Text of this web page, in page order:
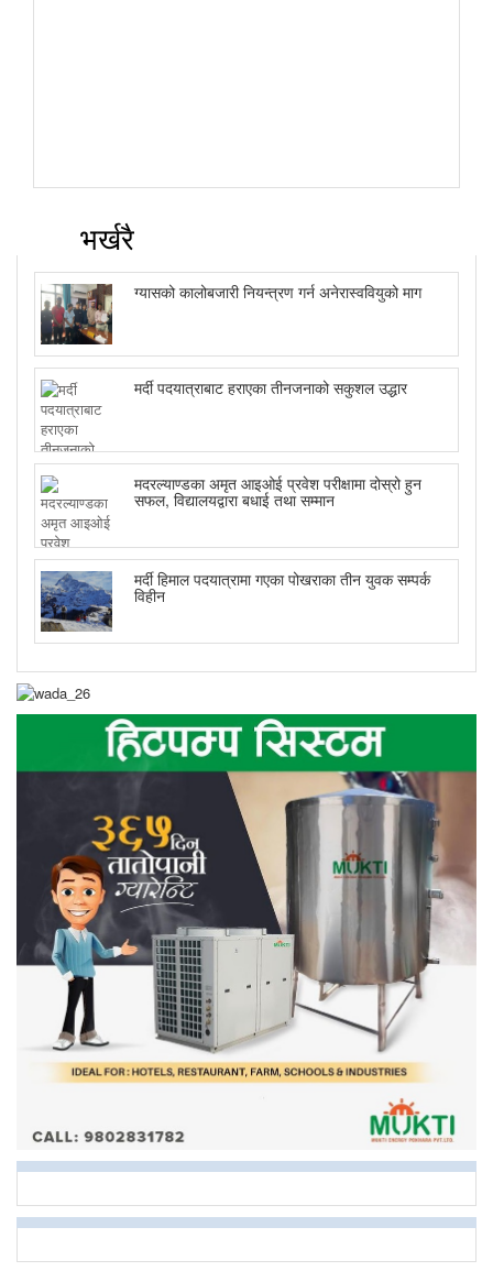
भर्खरै
ग्यासको कालोबजारी नियन्त्रण गर्न अनेरास्ववियुको माग
मर्दी पदयात्राबाट हराएका तीनजनाको सकुशल उद्धार
मदरल्याण्डका अमृत आइओई प्रवेश परीक्षामा दोस्रो हुन
सफल, विद्यालयद्वारा बधाई तथा सम्मान
मर्दी हिमाल पदयात्रामा गएका पोखराका तीन युवक सम्पर्क
विहीन